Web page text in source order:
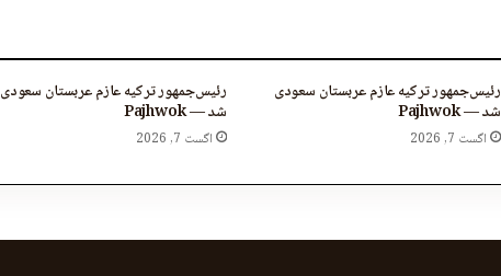
رئیس‌جمهور ترکیه عازم عربستان سعودی
شد — Pajhwok
اگست 7, 2026
رئیس‌جمهور ترکیه عازم عربستان سعودی
شد — Pajhwok
اگست 7, 2026